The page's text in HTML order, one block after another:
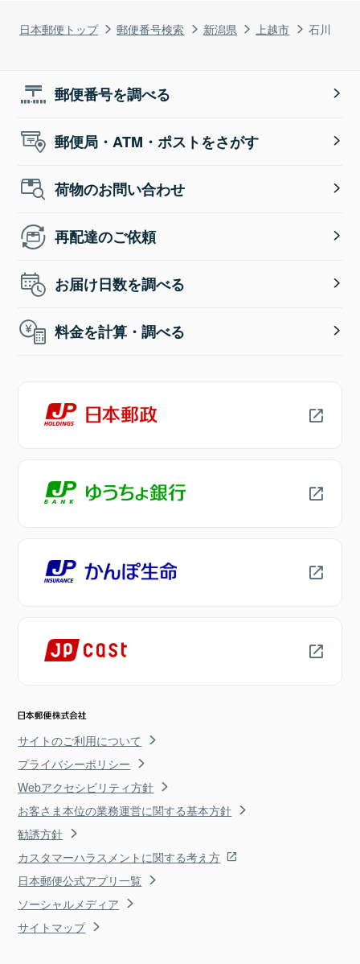
日本郵便トップ 郵便番号検索 新潟県 上越市 石川
郵便番号を調べる
郵便局・ATM・ポストをさがす
荷物のお問い合わせ
再配達のご依頼
お届け日数を調べる
料金を計算・調べる
サイトのご利用について
プライバシーポリシー
Webアクセシビリティ方針
お客さま本位の業務運営に関する基本方針
勧誘方針
カスタマーハラスメントに関する考え方
日本郵便公式アプリ一覧
ソーシャルメディア
サイトマップ